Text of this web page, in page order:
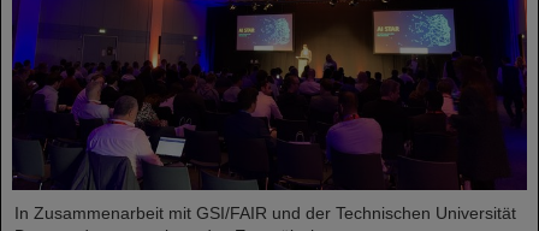
In Zusammenarbeit mit GSI/FAIR und der Technischen Universität